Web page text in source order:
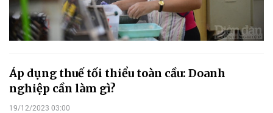
Áp dụng thuế tối thiểu toàn cầu: Doanh
nghiệp cần làm gì?
19/12/2023 03:00